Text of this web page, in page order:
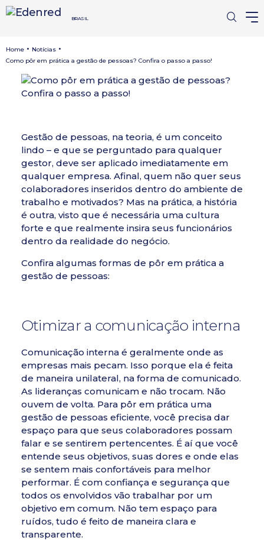
BRASIL
Home • Notícias •
Como pôr em prática a gestão de pessoas? Confira o passo a passo!
Gestão de pessoas, na teoria, é um conceito
lindo – e que se perguntado para qualquer
gestor, deve ser aplicado imediatamente em
qualquer empresa. Afinal, quem não quer seus
colaboradores inseridos dentro do ambiente de
trabalho e motivados? Mas na prática, a história
é outra, visto que é necessária uma cultura
forte e que realmente insira seus funcionários
dentro da realidade do negócio.
Confira algumas formas de pôr em prática a
gestão de pessoas:
Otimizar a comunicação interna
Comunicação interna é geralmente onde as
empresas mais pecam. Isso porque ela é feita
de maneira unilateral, na forma de comunicado.
As lideranças comunicam e não trocam. Não
ouvem de volta. Para pôr em prática uma
gestão de pessoas eficiente, você precisa dar
espaço para que seus colaboradores possam
falar e se sentirem pertencentes. É aí que você
entende seus objetivos, suas dores e onde elas
se sentem mais confortáveis para melhor
performar. É com confiança e segurança que
todos os envolvidos vão trabalhar por um
objetivo em comum. Não tem espaço para
ruídos, tudo é feito de maneira clara e
transparente.